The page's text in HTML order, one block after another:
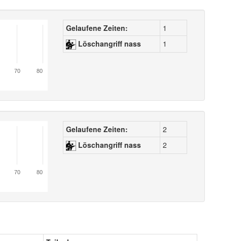
70 80
Gelaufene Zeiten:
1
Löschangriff nass
1
70 80
Gelaufene Zeiten:
2
Löschangriff nass
2